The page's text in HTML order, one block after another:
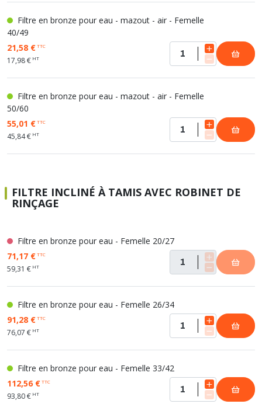
Filtre en bronze pour eau - mazout - air - Femelle
40/49
21,58 €TTC
17,98 € HT
Filtre en bronze pour eau - mazout - air - Femelle
50/60
55,01 €TTC
45,84 € HT
FILTRE INCLINÉ À TAMIS AVEC ROBINET DE
RINÇAGE
Filtre en bronze pour eau - Femelle 20/27
71,17 €TTC
59,31 € HT
Filtre en bronze pour eau - Femelle 26/34
91,28 €TTC
76,07 € HT
Filtre en bronze pour eau - Femelle 33/42
112,56 €TTC
93,80 € HT